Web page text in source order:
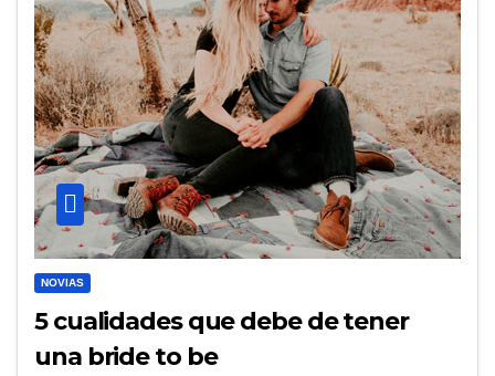
NOVIAS
5 cualidades que debe de tener
una bride to be